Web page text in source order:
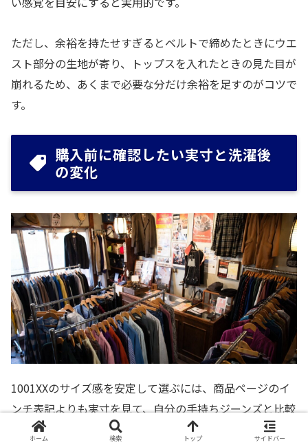
ただし、余裕を持たせすぎるとベルトで締めたときにウエ
スト部分の生地が寄り、トップスを入れたときの見た目が
崩れるため、あくまで必要な分だけ余裕を足すのがコツで
す。
購入前に確認したい実寸と洗濯後
の変化
1001XXのサイズ感を安定して選ぶには、商品ページのイ
ンチ表記よりも実寸を見て、自分の手持ちジーンズと比較
する方法が役立ちます。
ホーム 検索 トップ サイドバー